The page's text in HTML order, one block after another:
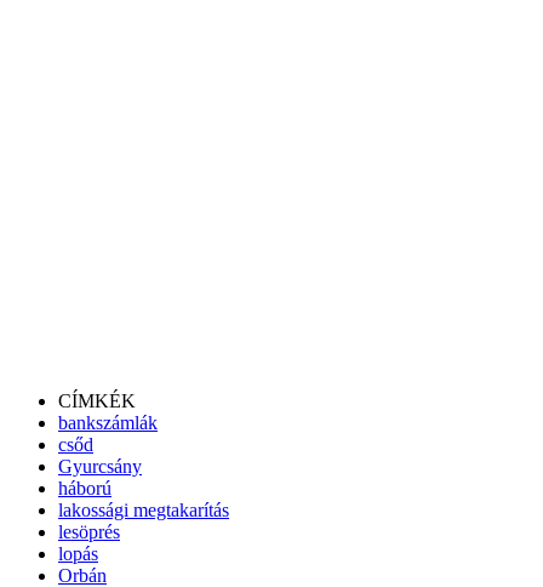
CÍMKÉK
bankszámlák
csőd
Gyurcsány
háború
lakossági megtakarítás
lesöprés
lopás
Orbán